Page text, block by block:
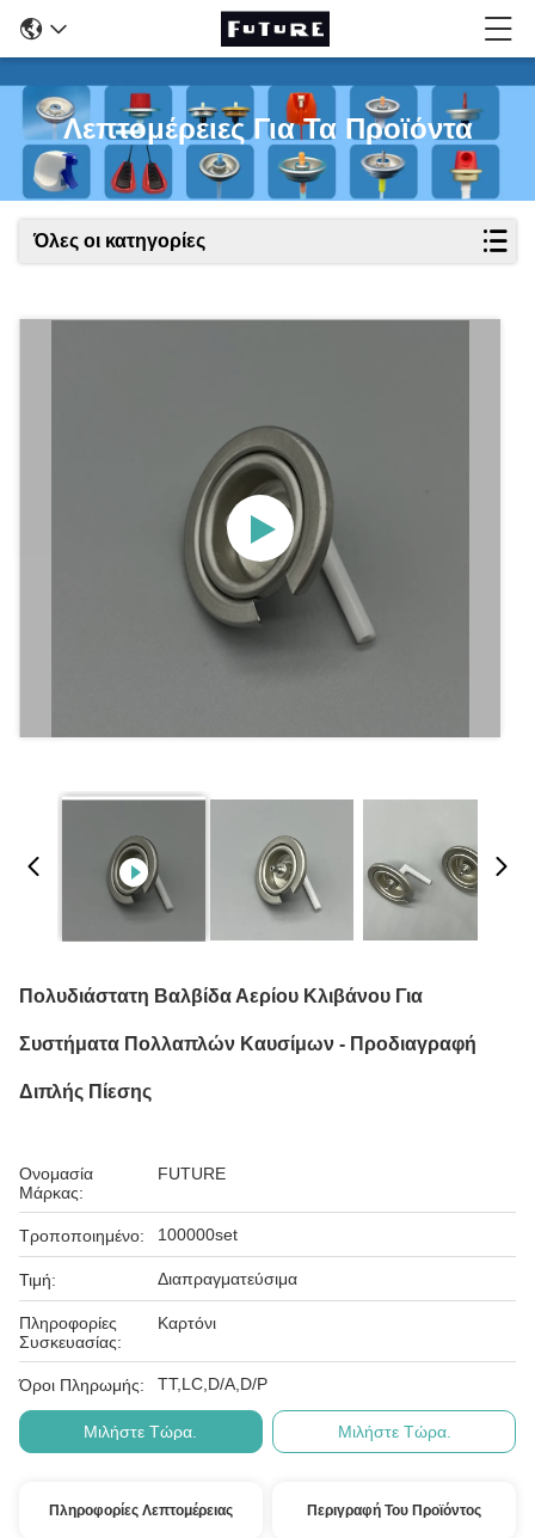
Λεπτομέρειες Για Τα Προϊόντα
Όλες οι κατηγορίες
Πολυδιάστατη Βαλβίδα Αερίου Κλιβάνου Για
Συστήματα Πολλαπλών Καυσίμων - Προδιαγραφή
Διπλής Πίεσης
Ονομασία
Μάρκας:
FUTURE
Τροποποιημένο: 100000set
Τιμή: Διαπραγματεύσιμα
Πληροφορίες
Συσκευασίας:
Καρτόνι
Όροι Πληρωμής: ΤΤ,LC,D/A,D/P
Μιλήστε Τώρα. Μιλήστε Τώρα.
Πληροφορίες Λεπτομέρειας Περιγραφή Του Προϊόντος